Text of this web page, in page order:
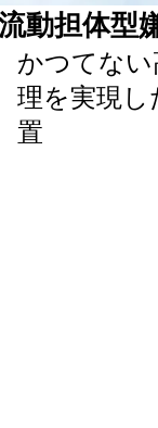
動担体型
かつてな
理を実現し
置